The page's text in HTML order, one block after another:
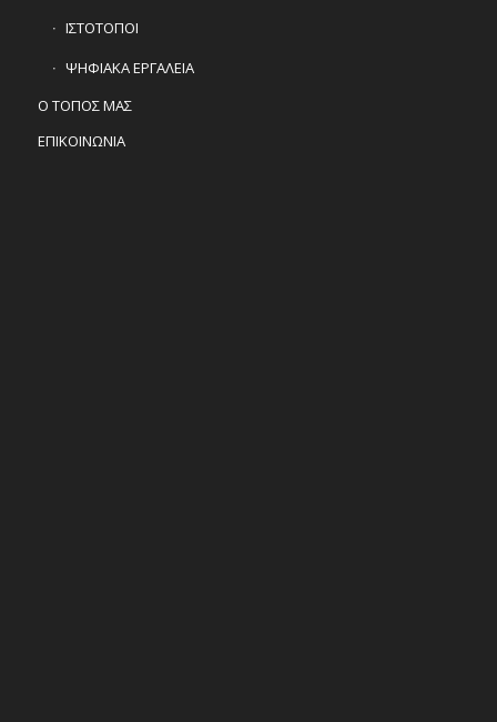
ΙΣΤΟΤΟΠΟΙ
ΨΗΦΙΑΚΑ ΕΡΓΑΛΕΙΑ
Ο ΤΟΠΟΣ ΜΑΣ
ΕΠΙΚΟΙΝΩΝΙΑ